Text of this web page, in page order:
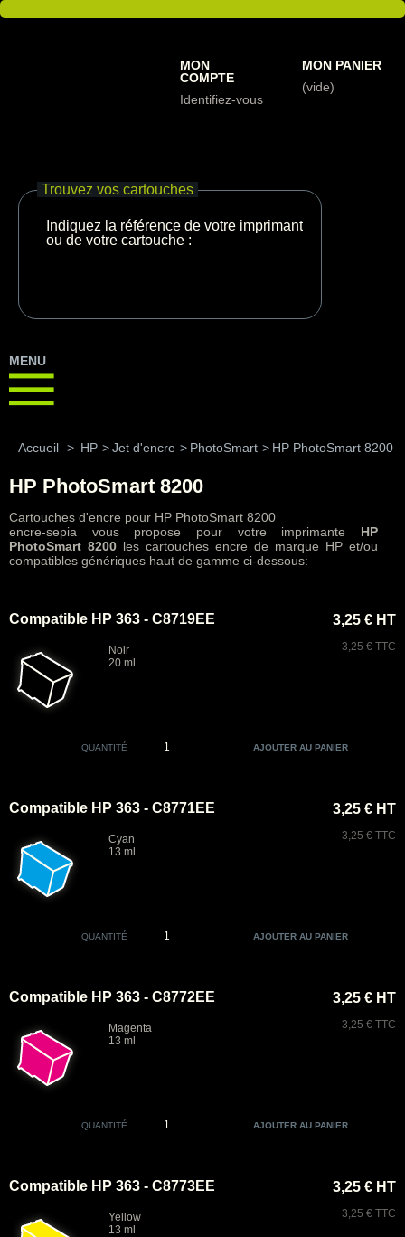
MON
COMPTE
Identifiez-vous
MON PANIER
(vide)
Trouvez vos cartouches
Indiquez la référence de votre imprimante
ou de votre cartouche :
MENU
Accueil > HP >Jet d'encre > PhotoSmart > HP PhotoSmart 8200
HP PhotoSmart 8200
Cartouches d'encre pour HP PhotoSmart 8200
encre-sepia vous propose pour votre imprimante HP
PhotoSmart 8200 les cartouches encre de marque HP et/ou
compatibles génériques haut de gamme ci-dessous:
Compatible HP 363 - C8719EE
Noir
20 ml
3,25 € HT
3,25 € TTC
QUANTITÉ
Compatible HP 363 - C8771EE
Cyan
13 ml
3,25 € HT
3,25 € TTC
QUANTITÉ
Compatible HP 363 - C8772EE
Magenta
13 ml
3,25 € HT
3,25 € TTC
QUANTITÉ
Compatible HP 363 - C8773EE
Yellow
13 ml
3,25 € HT
3,25 € TTC